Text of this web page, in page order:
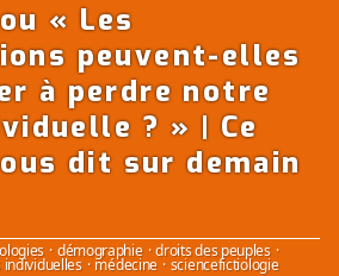
« Les
peuvent-elles
à perdre notre
? » | Ce
dit sur demain
· démographie · droits des peuples ·
individuelles · médecine · sciencefictiologie